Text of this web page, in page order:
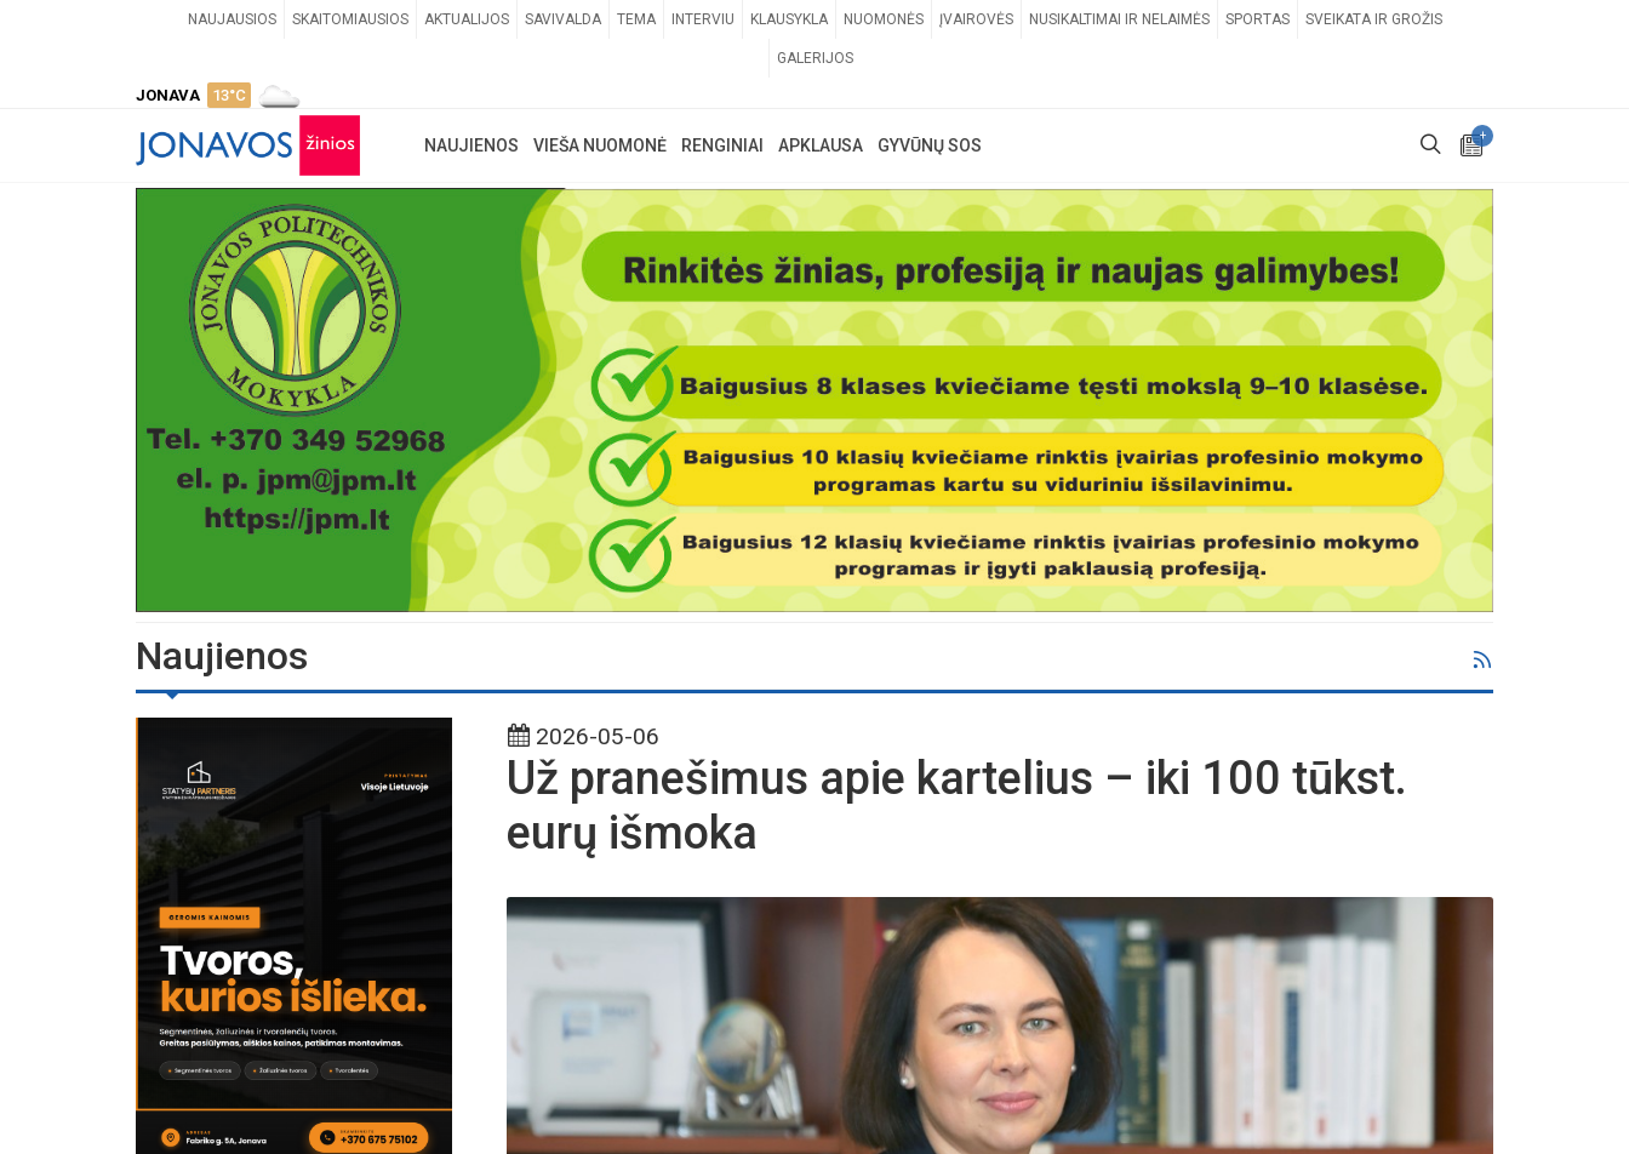
NAUJAUSIOS SKAITOMIAUSIOS AKTUALIJOS SAVIVALDA TEMA INTERVIU KLAUSYKLA NUOMONĖS ĮVAIROVĖS NUSIKALTIMAI IR NELAIMĖS SPORTAS SVEIKATA IR GROŽIS
GALERIJOS
JONAVA 13°C
+
NAUJIENOS VIEŠA NUOMONĖ RENGINIAI APKLAUSA GYVŪNŲ SOS
Naujienos
2026-05-06
Už pranešimus apie kartelius – iki 100 tūkst.
eurų išmoka